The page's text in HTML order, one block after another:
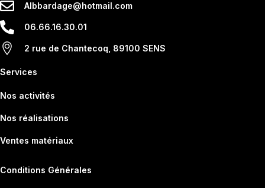
Albbardage@hotmail.com
06.66.16.30.01
2 rue de Chantecoq, 89100 SENS
Services
Nos activités
Nos réalisations
Ventes matériaux
Conditions Générales